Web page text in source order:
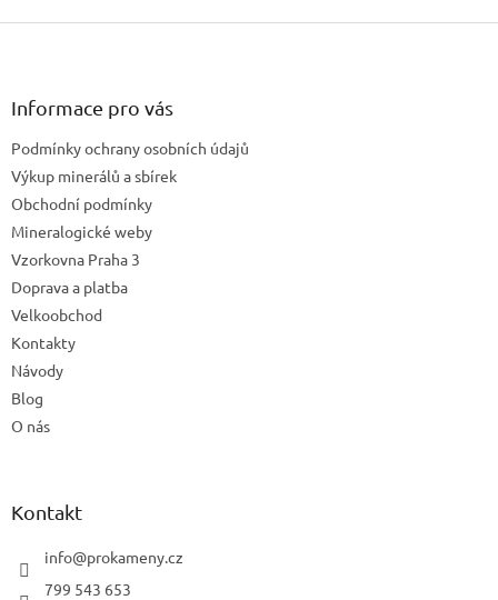
Z
Informace pro vás
Podmínky ochrany osobních údajů
Výkup minerálů a sbírek
Obchodní podmínky
Mineralogické weby
Vzorkovna Praha 3
Doprava a platba
Velkoobchod
Kontakty
Návody
Blog
O nás
Kontakt
info@prokameny.cz
799 543 653